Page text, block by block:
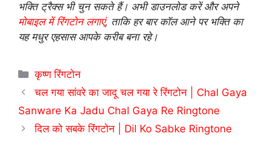
भक्ति ट्रैक्स भी चुन सकते हैं। अभी डाउनलोड करें और अपने
मोबाइल में रिंगटोन लगाएं, ताकि हर बार कॉल आने पर भक्ति का
यह मधुर एहसास आपके करीब बना रहे।
Categories
कृष्ण रिंगटोन
चल गया सांवरे का जादू चल गया रे रिंगटोन | Chal Gaya
Sanware Ka Jadu Chal Gaya Re Ringtone
दिल को सबके रिंगटोन | Dil Ko Sabke Ringtone